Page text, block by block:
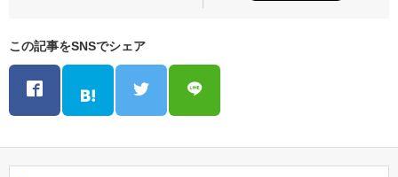
この記事をSNSでシェア